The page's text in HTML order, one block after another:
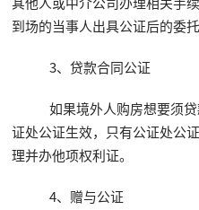
到场的当事人出具公证后的委
3、贷款合同公证
如果境外人购房想要须贷
证处公证生效，只有公证处公
理并办他项权利证。
4、赠与公证